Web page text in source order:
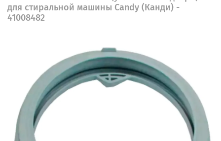
для стиральной машины Candy (Канди) -
41008482